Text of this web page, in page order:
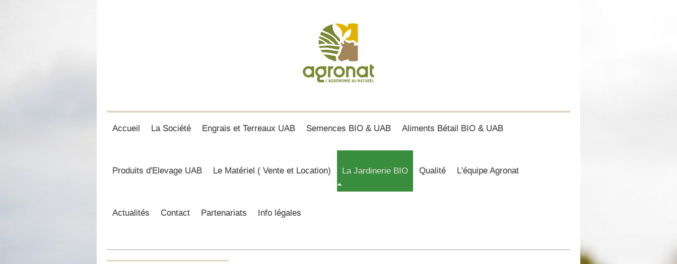
Accueil La Société Engrais et Terreaux UAB Semences BIO & UAB Aliments Bétail BIO & UAB
Produits d'Elevage UAB Le Matériel ( Vente et Location) La Jardinerie BIO Qualité L'équipe Agronat
Actualités Contact Partenariats Info légales